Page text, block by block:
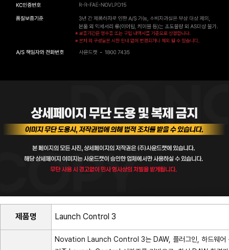
제품명 Launch Control 3
Novation Launch Control 3는 DAW, 플러그인, 하드웨어